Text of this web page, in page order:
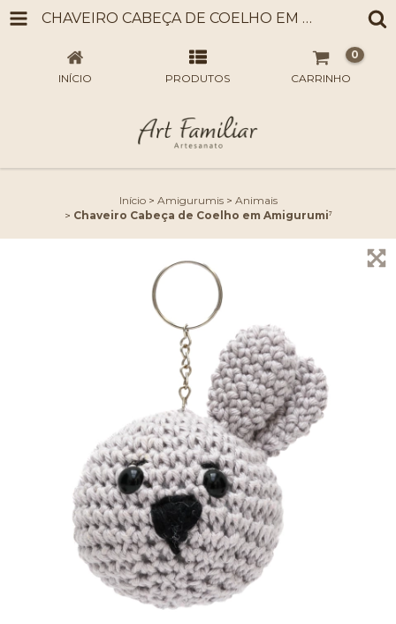
CHAVEIRO CABEÇA DE COELHO EM AMIGURUMI⁷
INÍCIO PRODUTOS CARRINHO
0
Início > Amigurumis > Animais
> Chaveiro Cabeça de Coelho em Amigurumi⁷